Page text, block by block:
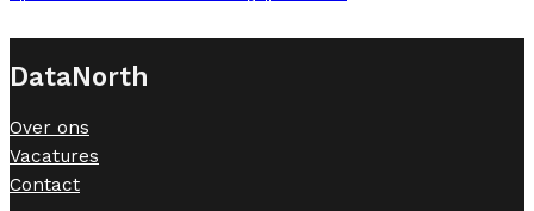
DataNorth
Over ons
Vacatures
Contact